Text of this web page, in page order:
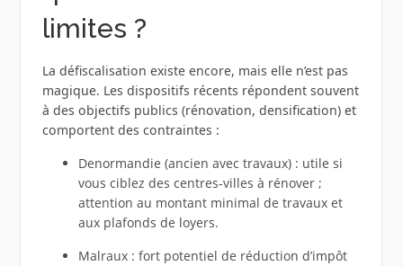
limites ?
La défiscalisation existe encore, mais elle n’est pas
magique. Les dispositifs récents répondent souvent
à des objectifs publics (rénovation, densification) et
comportent des contraintes :
Denormandie (ancien avec travaux) : utile si
vous ciblez des centres-villes à rénover ;
attention au montant minimal de travaux et
aux plafonds de loyers.
Malraux : fort potentiel de réduction d’impôt